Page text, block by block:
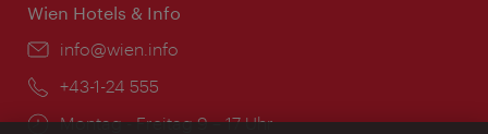
Wien Hotels & Info
Email:
info@wien.info
Telefon:
+43-1-24 555
Öffnungszeiten:
Montag - Freitag 9 – 17 Uhr